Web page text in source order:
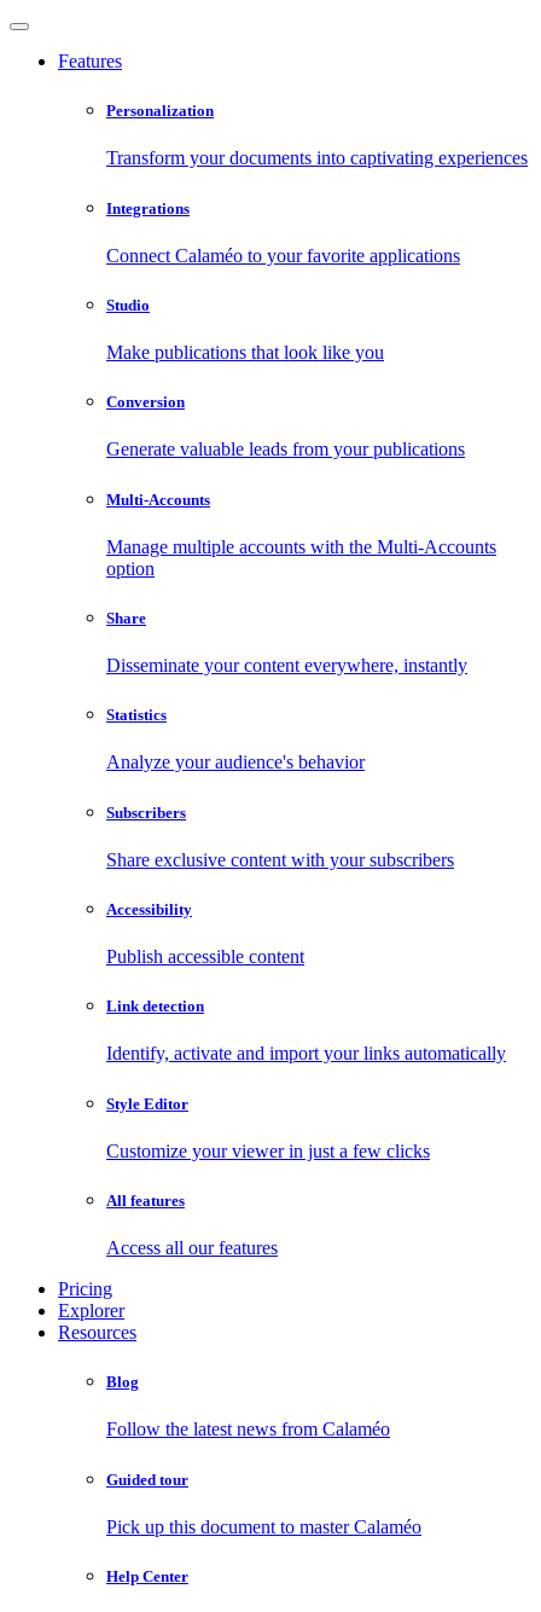
Features
Personalization
Transform your documents into captivating experiences
Integrations
Connect Calaméo to your favorite applications
Studio
Make publications that look like you
Conversion
Generate valuable leads from your publications
Multi-Accounts
Manage multiple accounts with the Multi-Accounts
option
Share
Disseminate your content everywhere, instantly
Statistics
Analyze your audience's behavior
Subscribers
Share exclusive content with your subscribers
Accessibility
Publish accessible content
Link detection
Identify, activate and import your links automatically
Style Editor
Customize your viewer in just a few clicks
All features
Access all our features
Pricing
Explorer
Resources
Blog
Follow the latest news from Calaméo
Guided tour
Pick up this document to master Calaméo
Help Center